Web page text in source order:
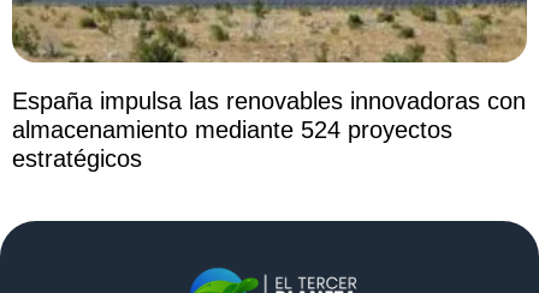
España impulsa las renovables innovadoras con
almacenamiento mediante 524 proyectos
estratégicos